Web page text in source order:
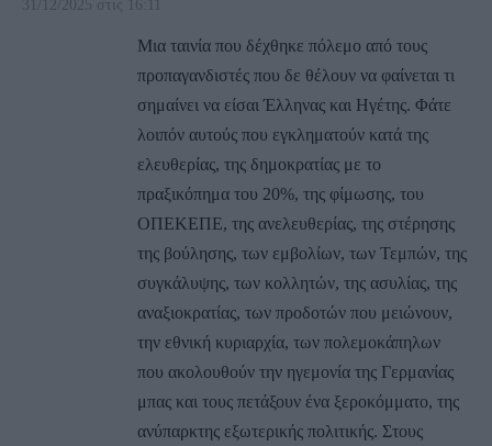
31/12/2025 στις 16:11
Μια ταινία που δέχθηκε πόλεμο από τους
προπαγανδιστές που δε θέλουν να φαίνεται τι
σημαίνει να είσαι Έλληνας και Ηγέτης. Φάτε
λοιπόν αυτούς που εγκληματούν κατά της
ελευθερίας, της δημοκρατίας με το
πραξικόπημα του 20%, της φίμωσης, του
ΟΠΕΚΕΠΕ, της ανελευθερίας, της στέρησης
της βούλησης, των εμβολίων, των Τεμπών, της
συγκάλυψης, των κολλητών, της ασυλίας, της
αναξιοκρατίας, των προδοτών που μειώνουν,
την εθνική κυριαρχία, των πολεμοκάπηλων
που ακολουθούν την ηγεμονία της Γερμανίας
μπας και τους πετάξουν ένα ξεροκόμματο, της
ανύπαρκτης εξωτερικής πολιτικής. Στους